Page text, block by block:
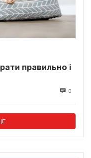
правильно і
0